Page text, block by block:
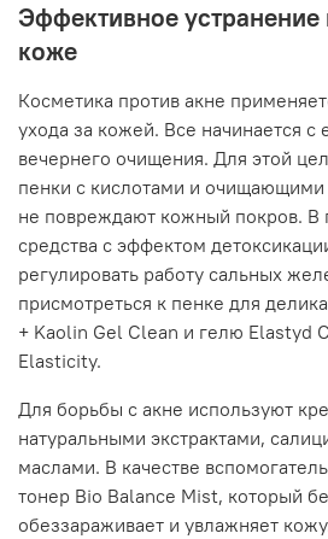
Эффективное
коже
Косметика против акне
ухода за кожей. Все начинается с
вечернего очищения. Для этой
пенки с кислотами и
не повреждают кожный покров. В
средства с эффектом
регулировать работу сальных
присмотреться к пенке для
+ Kaolin Gel Clean и гелю Elastyd
Elasticity.
Для борьбы с акне используют
натуральными экстрактами,
маслами. В качестве
тонер Bio Balance Mist, который
обеззараживает и увлажняет